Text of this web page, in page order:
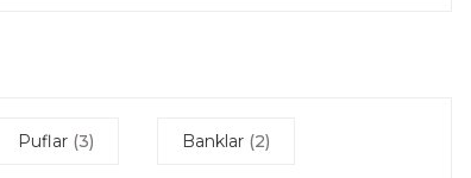
Puflar (3) Banklar (2)